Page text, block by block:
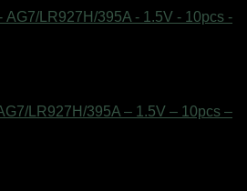
LR927H/395A – 1.5V – 10pcs –